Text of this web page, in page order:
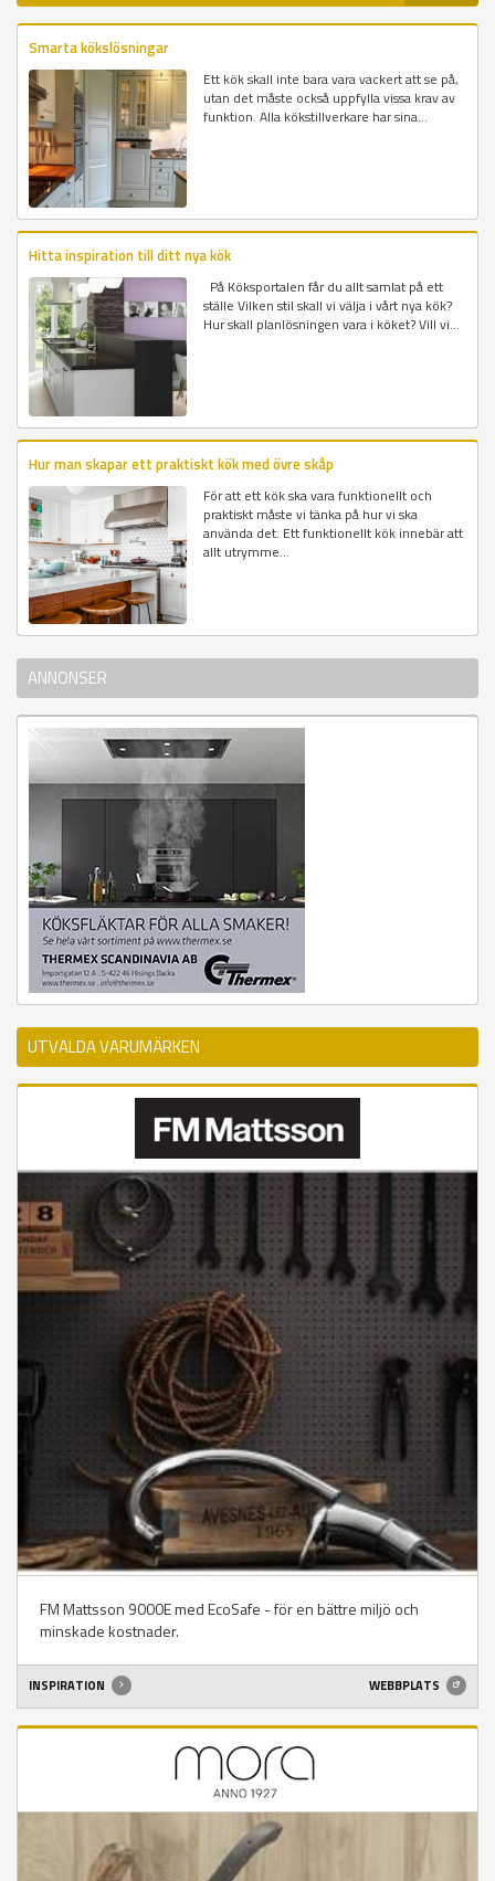
Smarta kökslösningar
Ett kök skall inte bara vara vackert att se på,
utan det måste också uppfylla vissa krav av
funktion. Alla kökstillverkare har sina...
Hitta inspiration till ditt nya kök
På Köksportalen får du allt samlat på ett
ställe Vilken stil skall vi välja i vårt nya kök?
Hur skall planlösningen vara i köket? Vill vi...
Hur man skapar ett praktiskt kök med övre skåp
För att ett kök ska vara funktionellt och
praktiskt måste vi tänka på hur vi ska
använda det. Ett funktionellt kök innebär att
allt utrymme...
ANNONSER
UTVALDA VARUMÄRKEN
FM Mattsson 9000E med EcoSafe - för en bättre miljö och
minskade kostnader.
INSPIRATION WEBBPLATS